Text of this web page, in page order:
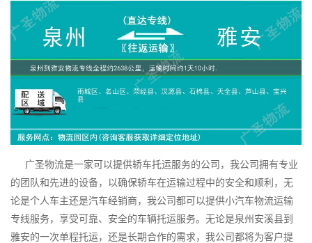
广圣物流是一家可以提供轿车托运服务的公司，我公司拥有专业
的团队和先进的设备，以确保轿车在运输过程中的安全和顺利，无
论是个人车主还是汽车经销商，我公司都可以提供小汽车物流运输
专线服务，享受可靠、安全的车辆托运服务。无论是泉州安溪县到
雅安的一次单程托运，还是长期合作的需求，我公司都将为客户提